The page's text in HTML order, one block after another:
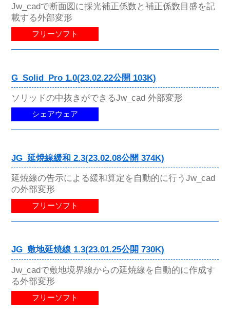
Jw_cadで断面図に採光補正係数と補正係数目盛を記
載する外部変形
フリーソフト
G_Solid_Pro 1.0(23.02.22公開 103K)
ソリッドの中抜きができるJw_cad 外部変形
シェアウェア
JG_延焼線緩和 2.3(23.02.08公開 374K)
延焼線の告示による緩和算定を自動的に行うJw_cad
の外部変形
フリーソフト
JG_敷地延焼線 1.3(23.01.25公開 730K)
Jw_cadで敷地境界線からの延焼線を自動的に作成す
る外部変形
フリーソフト